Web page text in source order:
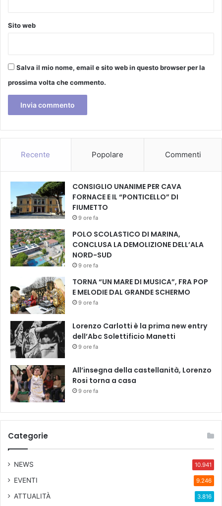
e
2
0
8
Sito web
Salva il mio nome, email e sito web in questo browser per la
prossima volta che commento.
Recente Popolare Commenti
CONSIGLIO UNANIME PER CAVA
FORNACE E IL “PONTICELLO” DI
FIUMETTO
9 ore fa
POLO SCOLASTICO DI MARINA,
CONCLUSA LA DEMOLIZIONE DELL’ALA
NORD-SUD
9 ore fa
TORNA “UN MARE DI MUSICA”, FRA POP
E MELODIE DAL GRANDE SCHERMO
9 ore fa
Lorenzo Carlotti è la prima new entry
dell’Abc Solettificio Manetti
9 ore fa
All’insegna della castellanità, Lorenzo
Rosi torna a casa
9 ore fa
Categorie
NEWS 10.941
EVENTI 9.246
ATTUALITÀ 3.816